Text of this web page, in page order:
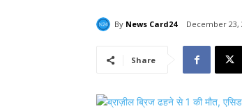
By News Card24 December 23,
Share